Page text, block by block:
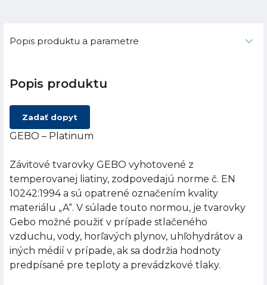
Popis produktu a parametre
Popis produktu
Zadať dopyt
GEBO – Platinum
Závitové tvarovky GEBO vyhotovené z
temperovanej liatiny, zodpovedajú norme č. EN
10242:1994 a sú opatrené označením kvality
materiálu „A“. V súlade touto normou, je tvarovky
Gebo možné použiť v prípade stlačeného
vzduchu, vody, horľavých plynov, uhľohydrátov a
iných médií v prípade, ak sa dodržia hodnoty
predpísané pre teploty a prevádzkové tlaky.